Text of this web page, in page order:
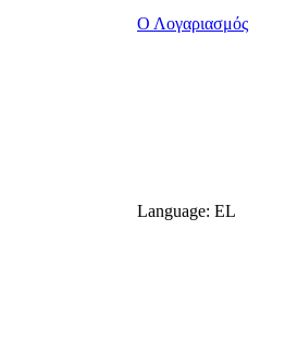
Ο Λογαριασμός
Language: EL